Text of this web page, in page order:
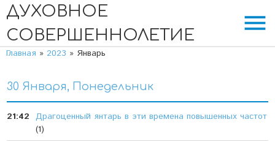
ДУХОВНОЕ
СОВЕРШЕННОЛЕТИЕ
menu
Главная » 2023 » Январь
30 Января, Понедельник
21:42 Драгоценный янтарь в эти времена повышенных частот
(1)